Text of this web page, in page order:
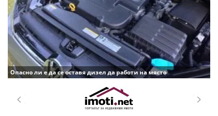
Опасно ли е да се оставя дизел да работи на място